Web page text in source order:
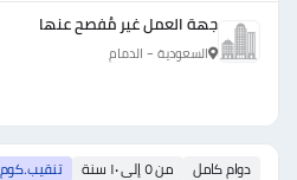
جهة العمل غير مُفصح عنها
السعودية - الدمام
دوام كامل من ٥ إلى ١٠ سنة تنقيب.كوم